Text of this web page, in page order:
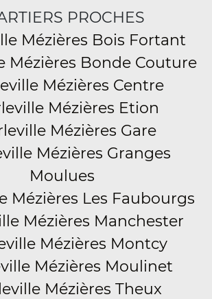
PROCHES
Mézières Bois Fortant
Mézières Bonde Couture
Mézières Centre
Mézières Etion
Mézières Gare
Mézières Granges
Moulues
Mézières Les Faubourgs
Mézières Manchester
Mézières Montcy
Mézières Moulinet
Mézières Theux